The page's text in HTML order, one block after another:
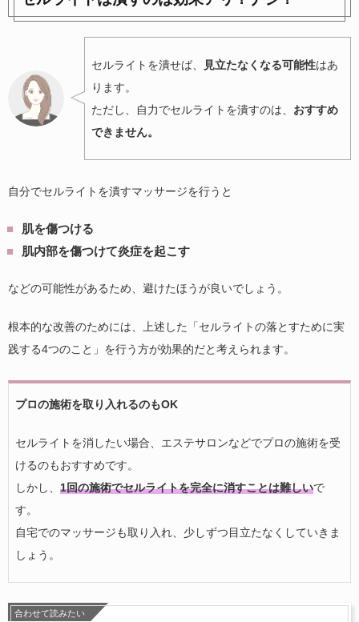
セルライトを潰せば、 見立たなくなる可能性はあ
ります。
ただし、自力でセルライトを潰すのは、 おすすめ
できません。
自分でセルライトを潰すマッサージを行うと
肌を傷つける
肌内部を傷つけて炎症を起こす
などの可能性があるため、避けたほうが良いでしょう。
根本的な改善のためには、上述した「セルライトの落とすために実
践する4つのこと」を行う方が効果的だと考えられます。
プロの施術を取り入れるのもOK
セルライトを消したい場合、エステサロンなどでプロの施術を受
けるのもおすすめです。
しかし、 1回の施術でセルライトを完全に消すことは難しいで
す。
自宅でのマッサージも取り入れ、少しずつ目立たなくしていきま
しょう。
合わせて読みたい